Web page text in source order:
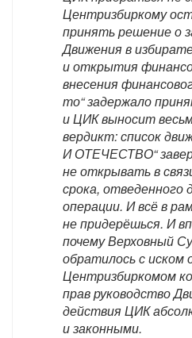
Центризбиркому
принять решение о
Движения в
и открытия
внесения
то“ задержало
и ЦИК выносит
вердикт: список
И ОТЕЧЕСТВО“
не открывать в
срока, отведенного
операции. И всё в
не придерёшься. И
почему Верховный
обратилось с иском
Центризбиркомом
прав руководство
действия ЦИК
и законными.